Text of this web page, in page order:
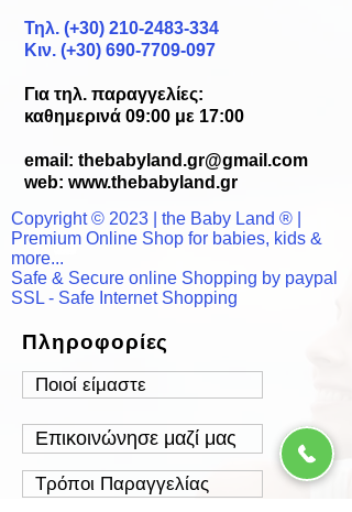
Τηλ. (+30) 210-2483-334
Κιν. (+30) 690-7709-097
Για τηλ. παραγγελίες:
καθημερινά 09:00 με 17:00
email: thebabyland.gr@gmail.com
web: www.thebabyland.gr
Copyright © 2023 | the Baby Land ® |
Premium Online Shop for babies, kids &
more...
Safe & Secure online Shopping by paypal
SSL - Safe Internet Shopping
Πληροφορίες
Ποιοί είμαστε
Επικοινώνησε μαζί μας
Τρόποι Παραγγελίας